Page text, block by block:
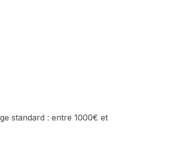
standard : entre 1000€ et